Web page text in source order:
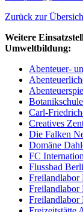
Zurück zur
Weitere
Umweltbildung:
Abenteuer-
Carl-
Creatives
Die Falken
Domäne
FC
Flussbad
Freilandlabor
Freilandlabor